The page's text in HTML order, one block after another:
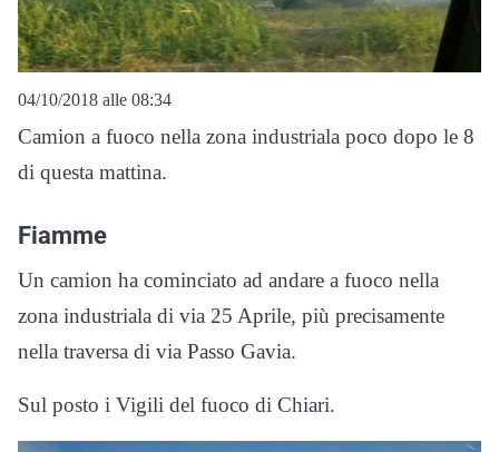
04/10/2018 alle 08:34
Camion a fuoco nella zona industriala poco dopo le 8
di questa mattina.
Fiamme
Un camion ha cominciato ad andare a fuoco nella
zona industriala di via 25 Aprile, più precisamente
nella traversa di via Passo Gavia.
Sul posto i Vigili del fuoco di Chiari.